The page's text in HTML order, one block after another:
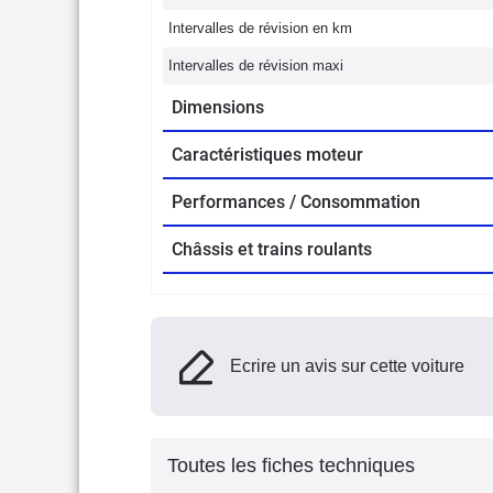
Intervalles de révision en km
Intervalles de révision maxi
Dimensions
Caractéristiques moteur
Performances / Consommation
Châssis et trains roulants
Ecrire un avis sur cette voiture
Toutes les fiches techniques